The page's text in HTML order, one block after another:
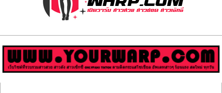
ส่อง
วาร์
ป